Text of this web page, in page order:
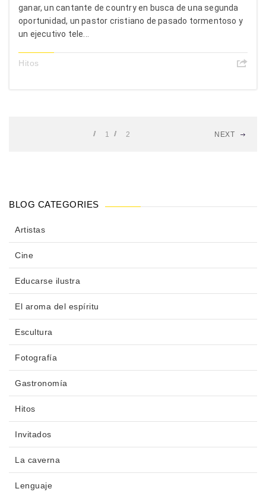
ganar, un cantante de country en busca de una segunda
oportunidad, un pastor cristiano de pasado tormentoso y
un ejecutivo tele...
Hitos
1 2 NEXT
BLOG CATEGORIES
Artistas
Cine
Educarse ilustra
El aroma del espíritu
Escultura
Fotografía
Gastronomía
Hitos
Invitados
La caverna
Lenguaje